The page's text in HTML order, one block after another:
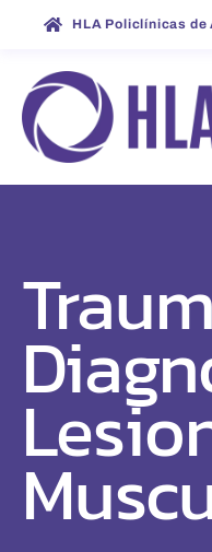
HLA Policlínicas de